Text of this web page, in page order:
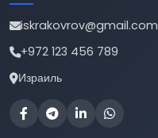
iskrakovrov@gmail.com
+972 123 456 789
Израиль